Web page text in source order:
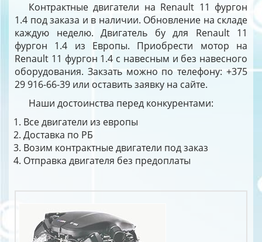
Контрактные двигатели на Renault 11 фургон
1.4 под заказа и в наличии. Обновление на складе
каждую неделю. Двигатель бу для Renault 11
фургон 1.4 из Европы. Приобрести мотор на
Renault 11 фургон 1.4 с навесным и без навесного
оборудования. Закзать можно по телефону: +375
29 916-66-39 или оставить заявку на сайте.
Наши достоинства перед конкурентами:
Все двигатели из европы
Доставка по РБ
Возим контрактные двигатели под заказ
Отправка двигателя без предоплаты